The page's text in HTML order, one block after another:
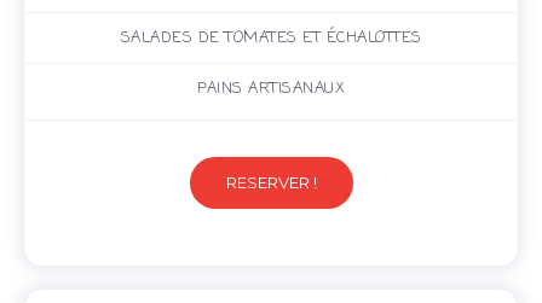
SALADES DE TOMATES ET ÉCHALOTTES
PAINS ARTISANAUX
RESERVER !